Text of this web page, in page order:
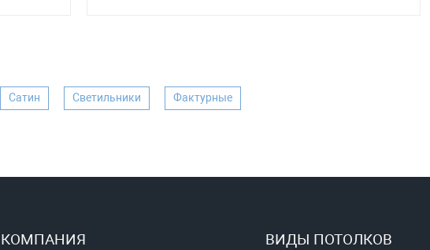
Сатин Светильники Фактурные
КОМПАНИЯ ВИДЫ ПОТОЛКОВ